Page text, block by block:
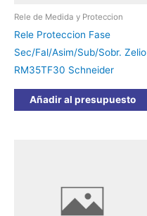
Rele de Medida y Proteccion
Rele Proteccion Fase
Sec/Fal/Asim/Sub/Sobr. Zelio
RM35TF30 Schneider
Añadir al presupuesto